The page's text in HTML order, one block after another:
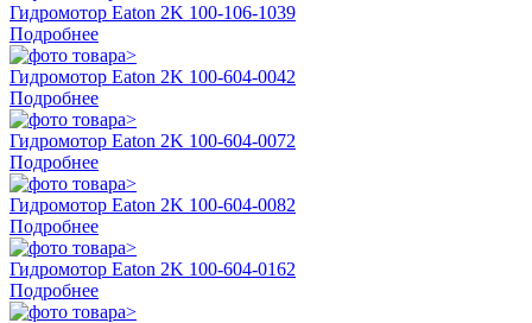
Гидромотор Eaton 2K 100-106-1039
Подробнее
Гидромотор Eaton 2K 100-604-0042
Подробнее
Гидромотор Eaton 2K 100-604-0072
Подробнее
Гидромотор Eaton 2K 100-604-0082
Подробнее
Гидромотор Eaton 2K 100-604-0162
Подробнее